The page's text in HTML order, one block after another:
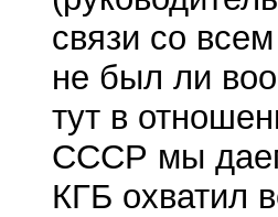
связи со
не был ли
тут в
СССР мы
КГБ охватил